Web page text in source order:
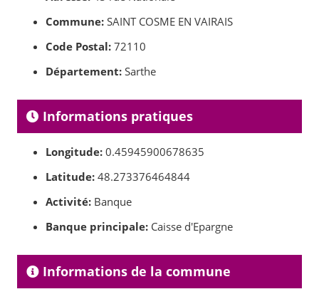
Commune: SAINT COSME EN VAIRAIS
Code Postal: 72110
Département: Sarthe
Informations pratiques
Longitude: 0.45945900678635
Latitude: 48.273376464844
Activité: Banque
Banque principale: Caisse d'Epargne
Informations de la commune